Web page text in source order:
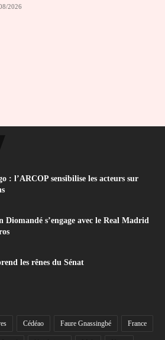
2026
: l’ARCOP sensibilise les acteurs sur
s’engage avec le Real Madrid
les rênes du Sénat
Cédéao Faure Gnassingbé France